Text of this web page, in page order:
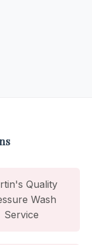
Quality
Wash
Service